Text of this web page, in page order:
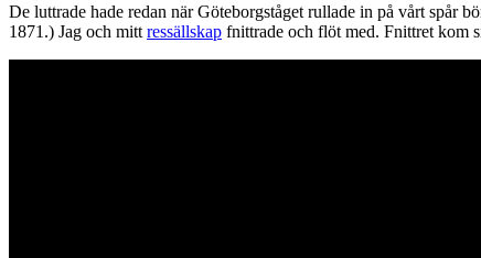
De luttrade hade redan när Göteborgståget rullade in på vårt spår
1871.) Jag och mitt ressällskap fnittrade och flöt med. Fnittret kom